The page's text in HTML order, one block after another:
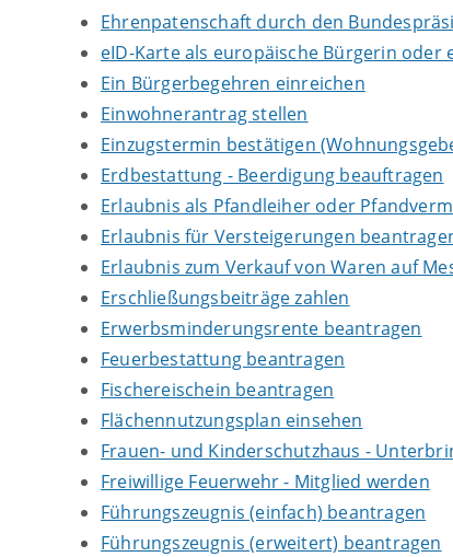
Ehrenpatenschaft durch den
eID-Karte als europäische Bürgerin
Ein Bürgerbegehren einreichen
Einwohnerantrag stellen
Einzugstermin bestätigen
Erdbestattung - Beerdigung beauftragen
Erlaubnis als Pfandleiher oder
Erlaubnis für Versteigerungen
Erlaubnis zum Verkauf von Waren auf
Erschließungsbeiträge zahlen
Erwerbsminderungsrente beantragen
Feuerbestattung beantragen
Fischereischein beantragen
Flächennutzungsplan einsehen
Frauen- und Kinderschutzhaus -
Freiwillige Feuerwehr - Mitglied werden
Führungszeugnis (einfach) beantragen
Führungszeugnis (erweitert) beantragen